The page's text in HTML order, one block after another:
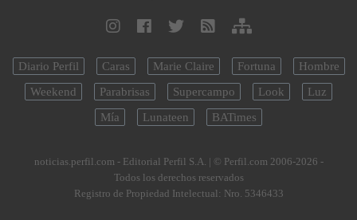
Diario Perfil Caras Marie Claire Fortuna
Hombre
Weekend
Parabrisas Supercampo Look
Luz
Mía
Lunateen BATimes
noticias.perfil.com - Editorial Perfil S.A. | © Perfil.com 2006-2026 -
Todos los derechos reservados
Registro de Propiedad Intelectual: Nro. 5346433